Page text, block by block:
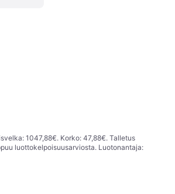
1047,88€. Korko: 47,88€. Talletus
luottokelpoisuusarviosta. Luotonantaja: